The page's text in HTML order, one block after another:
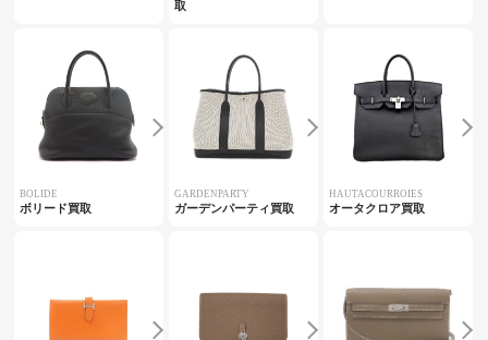
取
BOLIDE
ボリード買取
GARDENPARTY
ガーデンパーティ買取
HAUTACOURROIES
オータクロア買取